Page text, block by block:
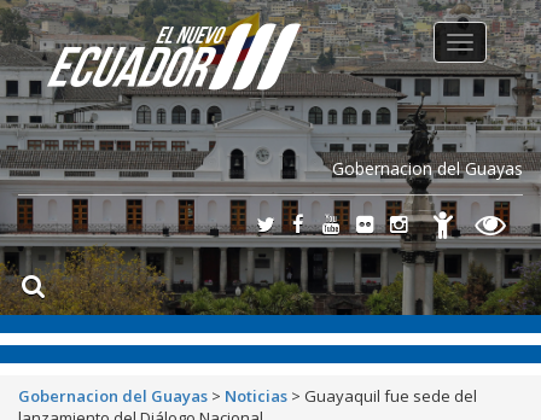
Gobernacion del Guayas
Toggle
navigation
Gobernacion del Guayas > Noticias > Guayaquil fue sede del